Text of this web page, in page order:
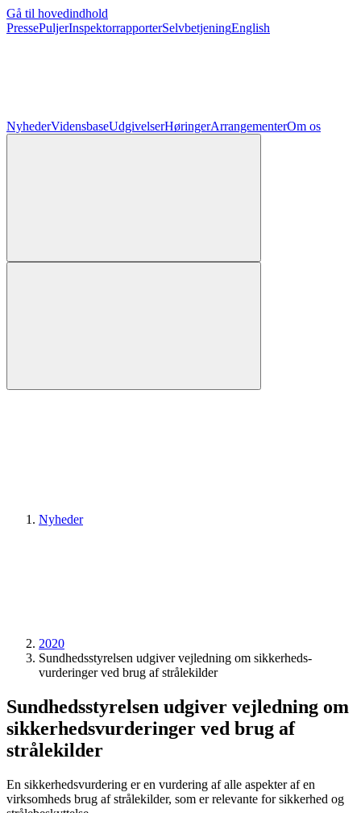
Gå til hovedindhold
PressePuljerInspektorrapporterSelvbetjeningEnglish
NyhederVidensbaseUdgivelserHøringerArrangementerOm os
Nyheder
2020
Sundheds­styrelsen udgiver vejledning om sikkerheds­
vurderinger ved brug af strålekilder
Sundheds­styrelsen udgiver vejledning om
sikkerheds­vurderinger ved brug af
strålekilder
En sikkerhedsvurdering er en vurdering af alle aspekter af en
virksomheds brug af strålekilder, som er relevante for sikkerhed og